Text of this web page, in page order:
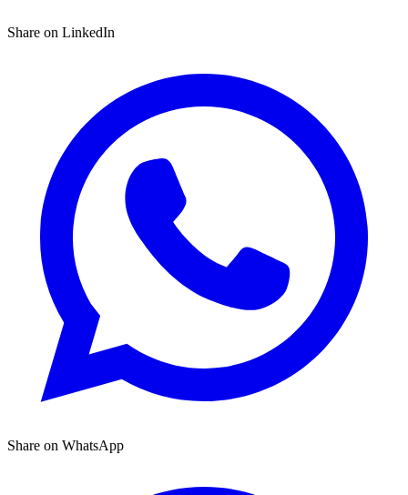
Share on LinkedIn
Share on WhatsApp